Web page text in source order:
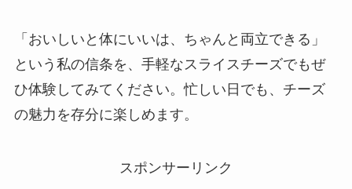
「おいしいと体にいいは、ちゃんと両立できる」
という私の信条を、手軽なスライスチーズでもぜ
ひ体験してみてください。忙しい日でも、チーズ
の魅力を存分に楽しめます。
スポンサーリンク